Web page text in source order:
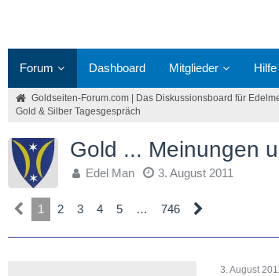
Forum Dashboard Mitglieder Hilfe
Goldseiten-Forum.com | Das Diskussionsboard für
Gold & Silber Tagesgespräch
Gold ... Meinungen
Edel Man 3. August 2011
1 2 3 4 5 … 746
3. August